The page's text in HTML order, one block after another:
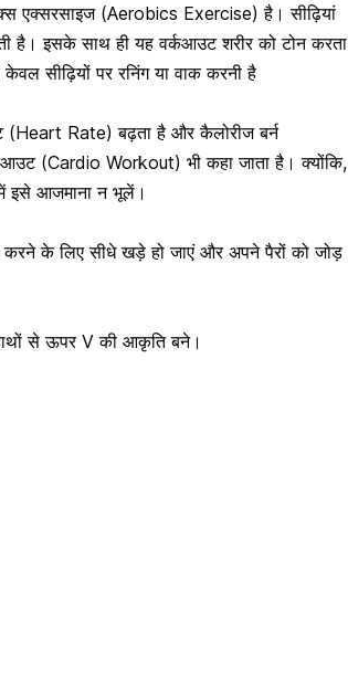
एक्सरसाइज (Aerobics Exercise) है। सीढ़ियां
है। इसके साथ ही यह वर्कआउट शरीर को टोन करता
सीढ़ियों पर रनिंग या वाक करनी है
(Heart Rate) बढ़ता है और कैलोरीज बर्न
(Cardio Workout) भी कहा जाता है। क्योंकि,
इसे आजमाना न भूलें।
के लिए सीधे खड़े हो जाएं और अपने पैरों को जोड़
से ऊपर V की आकृति बने।